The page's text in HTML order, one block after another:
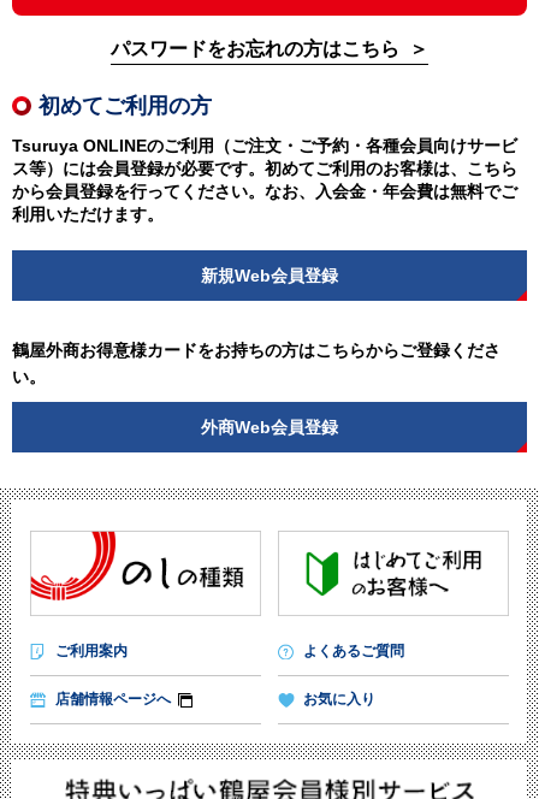
パスワードをお忘れの方はこちら
初めてご利用の方
Tsuruya ONLINEのご利用（ご注文・ご予約・各種会員向けサービ
ス等）には会員登録が必要です。初めてご利用のお客様は、こちら
から会員登録を行ってください。なお、入会金・年会費は無料でご
利用いただけます。
新規Web会員登録
鶴屋外商お得意様カードをお持ちの方はこちらからご登録くださ
い。
外商Web会員登録
ご利用案内 よくあるご質問
店舗情報ページへ お気に入り